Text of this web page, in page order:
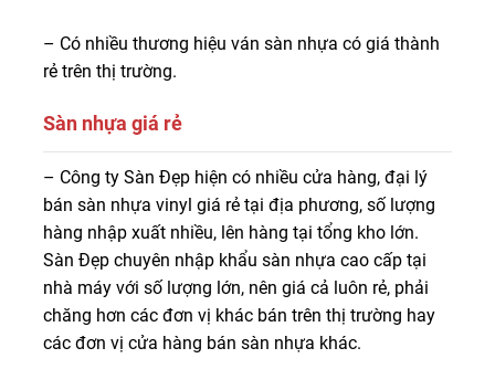
– Có nhiều thương hiệu ván sàn nhựa có giá thành
rẻ trên thị trường.
Sàn nhựa giá rẻ
Quý khách hàng đang có nhu cầu mua sàn nhựa giá rẻ,
hãy đến và tham khảo tại Công ty Sàn Đẹp. Tại Sàn Đẹp
chúng tôi có mọi thương hiệu ván sàn nhựa giá rẻ từ giá
thấp nhất đến trung bình và cao cấp. Đến với Sàn Đẹp
chắc chắn sẽ mang lại niềm vui cho bạn.
– Công ty Sàn Đẹp hiện có nhiều cửa hàng, đại lý
bán sàn nhựa vinyl giá rẻ tại địa phương, số lượng
hàng nhập xuất nhiều, lên hàng tại tổng kho lớn.
Sàn Đẹp chuyên nhập khẩu sàn nhựa cao cấp tại
nhà máy với số lượng lớn, nên giá cả luôn rẻ, phải
chăng hơn các đơn vị khác bán trên thị trường hay
các đơn vị cửa hàng bán sàn nhựa khác.